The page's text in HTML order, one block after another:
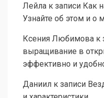
Лейла к записи Как
Узнайте об этом и о
Ксения Любимова к
выращивание в
эффективно и
Даниил к записи